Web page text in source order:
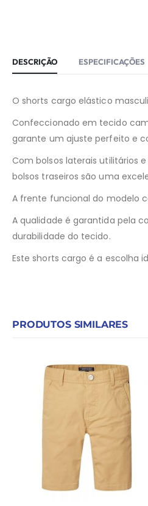
DESCRIÇÃO ESPECIFICAÇÕES
O shorts cargo elástico
Confeccionado em tecido
garante um ajuste perfeito e
Com bolsos laterais utilitários
bolsos traseiros são uma
A frente funcional do modelo
A qualidade é garantida pela
durabilidade do tecido.
Este shorts cargo é a escolha
PRODUTOS SIMILARES